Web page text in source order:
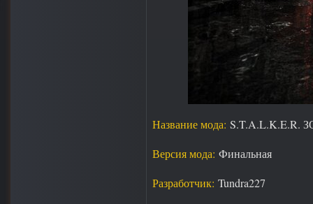
Название мода:
Версия мода: Финальная
Разработчик: Tundra227